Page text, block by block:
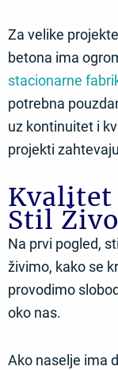
Za velike
betona ima
stacionarne
potrebna
uz kontinuitet i
projekti
Kvalitet
Stil
Na prvi pogled,
živimo, kako se
provodimo
oko nas.
Ako naselje ima